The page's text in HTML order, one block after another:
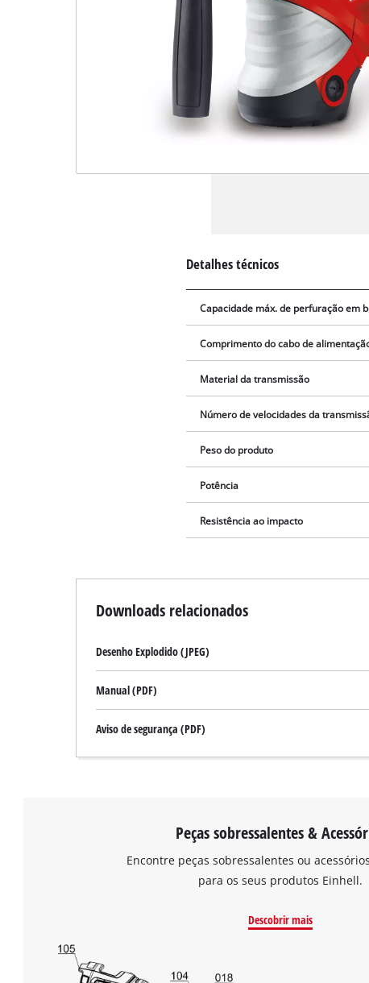
Detalhes técnicos
Capacidade máx. de perfuração em
Comprimento do cabo de
Material da transmissão
Número de velocidades da
Peso do produto
Potência
Resistência ao impacto
Downloads relacionados
Desenho Explodido (JPEG)
Manual (PDF)
Aviso de segurança (PDF)
Peças sobressalentes &
Encontre peças sobressalentes ou
para os seus produtos Einhell.
Descobrir mais